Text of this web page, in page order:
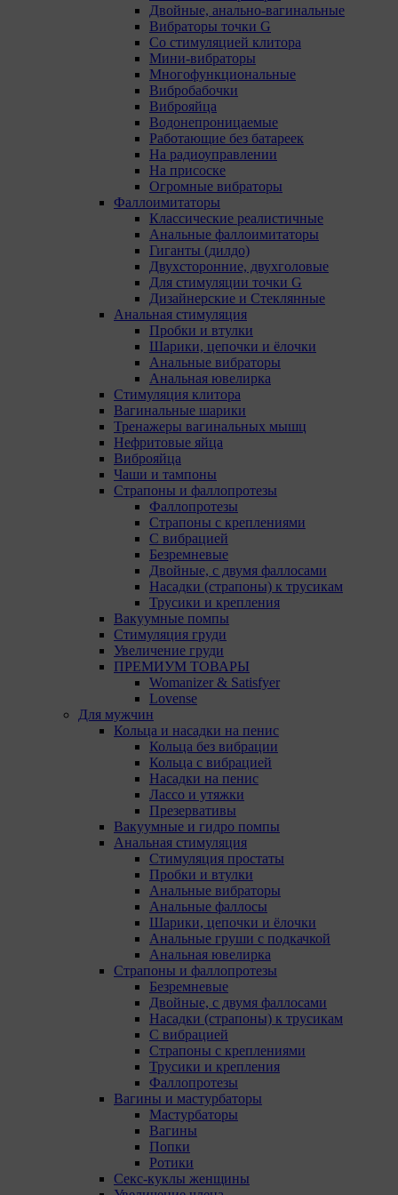
Двойные, анально-вагинальные
Вибраторы точки G
Со стимуляцией клитора
Мини-вибраторы
Многофункциональные
Вибробабочки
Виброяйца
Водонепроницаемые
Работающие без батареек
На радиоуправлении
На присоске
Огромные вибраторы
Фаллоимитаторы
Классические реалистичные
Анальные фаллоимитаторы
Гиганты (дилдо)
Двухсторонние, двухголовые
Для стимуляции точки G
Дизайнерские и Стеклянные
Анальная стимуляция
Пробки и втулки
Шарики, цепочки и ёлочки
Анальные вибраторы
Анальная ювелирка
Стимуляция клитора
Вагинальные шарики
Тренажеры вагинальных мышц
Нефритовые яйца
Виброяйца
Чаши и тампоны
Страпоны и фаллопротезы
Фаллопротезы
Страпоны с креплениями
С вибрацией
Безремневые
Двойные, с двумя фаллосами
Насадки (страпоны) к трусикам
Трусики и крепления
Вакуумные помпы
Стимуляция груди
Увеличение груди
ПРЕМИУМ ТОВАРЫ
Womanizer & Satisfyer
Lovense
Для мужчин
Кольца и насадки на пенис
Кольца без вибрации
Кольца с вибрацией
Насадки на пенис
Лассо и утяжки
Презервативы
Вакуумные и гидро помпы
Анальная стимуляция
Стимуляция простаты
Пробки и втулки
Анальные вибраторы
Анальные фаллосы
Шарики, цепочки и ёлочки
Анальные груши с подкачкой
Анальная ювелирка
Страпоны и фаллопротезы
Безремневые
Двойные, с двумя фаллосами
Насадки (страпоны) к трусикам
С вибрацией
Страпоны с креплениями
Трусики и крепления
Фаллопротезы
Вагины и мастурбаторы
Мастурбаторы
Вагины
Попки
Ротики
Секс-куклы женщины
О политике обработки файлов cookie
ПОЛОЖЕНИЕ «О политике обработки файлов
«Общество»